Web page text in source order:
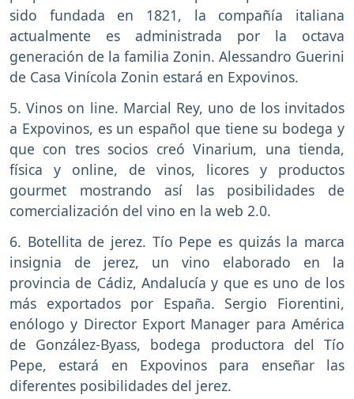
sido fundada en 1821, la compañía italiana
actualmente es administrada por la octava
generación de la familia Zonin. Alessandro Guerini
de Casa Vinícola Zonin estará en Expovinos.
5. Vinos on line. Marcial Rey, uno de los invitados
a Expovinos, es un español que tiene su bodega y
que con tres socios creó Vinarium, una tienda,
física y online, de vinos, licores y productos
gourmet mostrando así las posibilidades de
comercialización del vino en la web 2.0.
6. Botellita de jerez. Tío Pepe es quizás la marca
insignia de jerez, un vino elaborado en la
provincia de Cádiz, Andalucía y que es uno de los
más exportados por España. Sergio Fiorentini,
enólogo y Director Export Manager para América
de González-Byass, bodega productora del Tío
Pepe, estará en Expovinos para enseñar las
diferentes posibilidades del jerez.